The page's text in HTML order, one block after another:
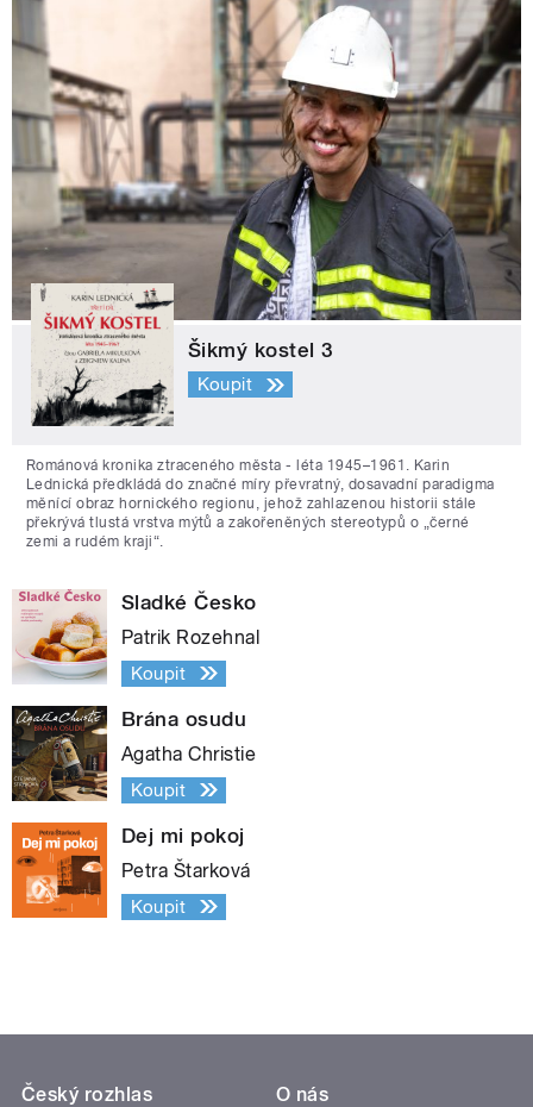
Šikmý kostel 3
Koupit
Románová kronika ztraceného města - léta 1945–1961. Karin
Lednická předkládá do značné míry převratný, dosavadní paradigma
měnící obraz hornického regionu, jehož zahlazenou historii stále
překrývá tlustá vrstva mýtů a zakořeněných stereotypů o „černé
zemi a rudém kraji“.
Sladké Česko
Patrik Rozehnal
Koupit
Brána osudu
Agatha Christie
Koupit
Dej mi pokoj
Petra Štarková
Koupit
Český rozhlas
O nás